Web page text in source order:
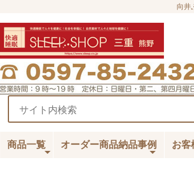
向井
商品一覧 オーダー商品納品事例 お客